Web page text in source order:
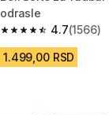
odrasle
4.7
4.7 od 5 zvezdica
(1566)
1.499,00 RSD